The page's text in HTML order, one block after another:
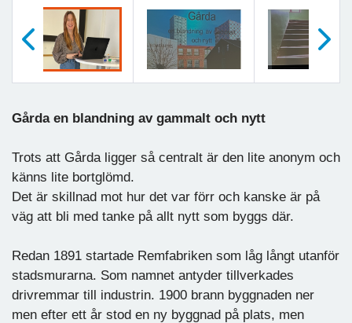
Gårda en blandning av gammalt och nytt
Trots att Gårda ligger så centralt är den lite anonym och
känns lite bortglömd.
Det är skillnad mot hur det var förr och kanske är på
väg att bli med tanke på allt nytt som byggs där.
Redan 1891 startade Remfabriken som låg långt utanför
stadsmurarna. Som namnet antyder tillverkades
drivremmar till industrin. 1900 brann byggnaden ner
men efter ett år stod en ny byggnad på plats, men